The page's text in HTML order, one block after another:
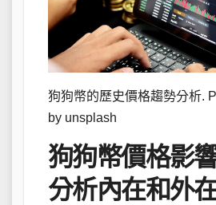
狗狗幣的歷史價格趨勢分析.
by unsplash
狗狗幣價格影
分析內在和外